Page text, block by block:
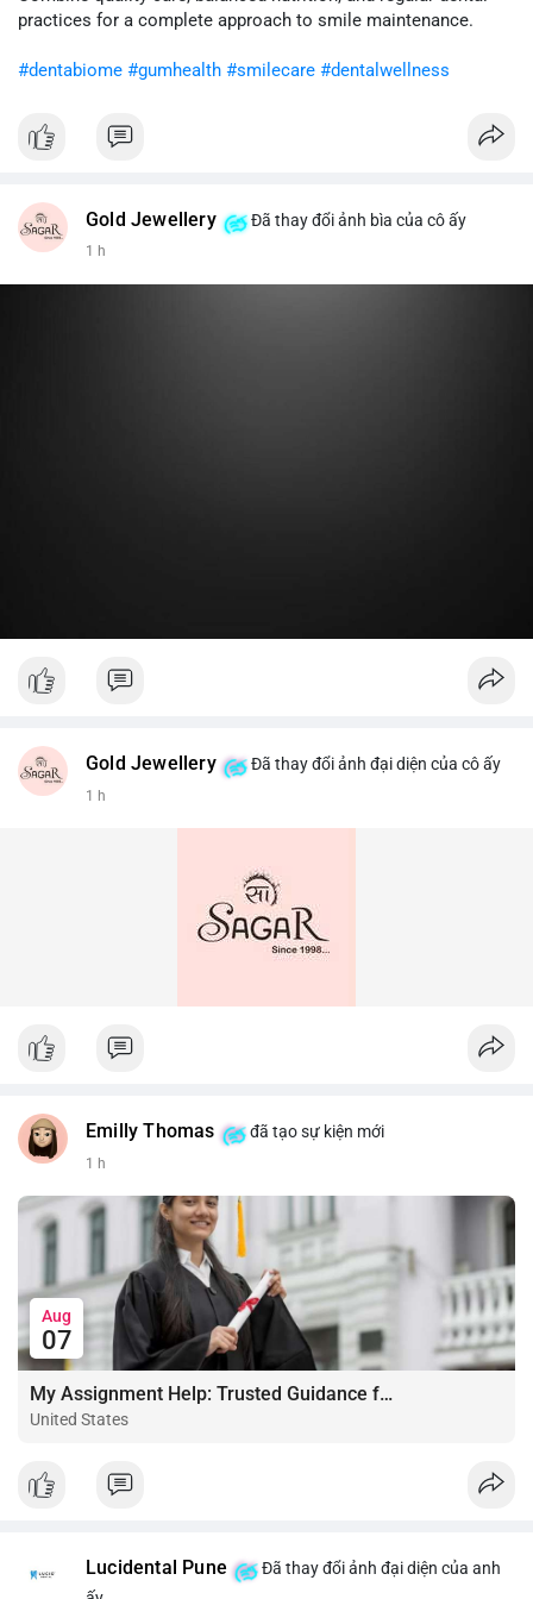
cân nhắc giảm tỷ trọng đòn bẩy và chờ xu hướng rõ ràng trước
practices for a complete approach to smile maintenance.
#dentabiome #gumhealth #smilecare #dentalwellness
Gold Jewellery Đã thay đổi ảnh bìa của cô ấy
1 h
Gold Jewellery Đã thay đổi ảnh đại diện của cô ấy
1 h
Emilly Thomas đã tạo sự kiện mới
1 h
Aug
07
My Assignment Help: Trusted Guidance for Academic Excellence
United States
Lucidental Pune
Đã thay đổi ảnh đại diện của anh